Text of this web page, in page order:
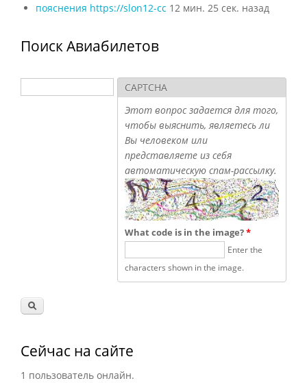
пояснения https://slon12-cc 12 мин. 25 сек. назад
Поиск Авиабилетов
Форма поиска
Поиск
CAPTCHA
Этот вопрос задается для того,
чтобы выяснить, являетесь ли
Вы человеком или
представляете из себя
автоматическую спам-рассылку.
What code is in the image?*
Enter the
characters shown in the image.
Сейчас на сайте
1 пользователь онлайн.